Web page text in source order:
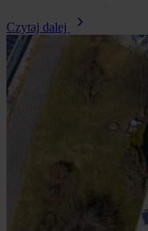
Czytaj dalej